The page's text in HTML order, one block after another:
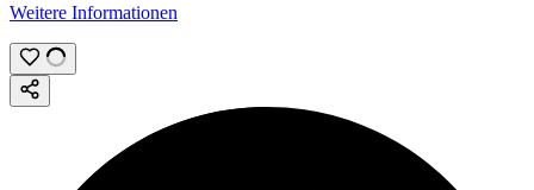
Weitere Informationen